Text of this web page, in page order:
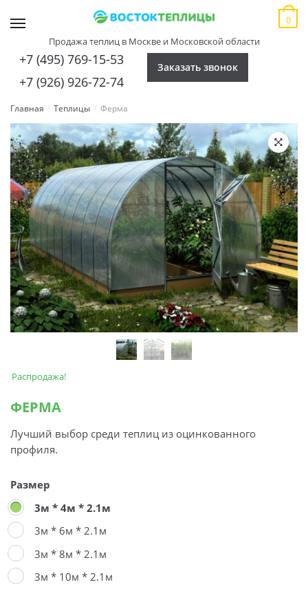
Продажа теплиц в Москве и Московской области
+7 (495) 769-15-53
+7 (926) 926-72-74
Заказать звонок
0
Главная / Теплицы / Ферма
🔍
Распродажа!
ФЕРМА
Лучший выбор среди теплиц из оцинкованного
профиля.
Размер
3м * 4м * 2.1м
3м * 6м * 2.1м
3м * 8м * 2.1м
3м * 10м * 2.1м